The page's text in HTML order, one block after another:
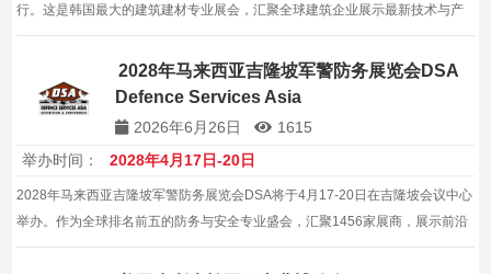
行。这是韩国最大的建筑建材专业展会，汇聚全球建筑企业展示最新技术与产
品。
2028年马来西亚吉隆坡军警防务展览会DSA
Defence Services Asia
2026年6月26日
1615
举办时间：
2028年4月17日-20日
2028年马来西亚吉隆坡军警防务展览会DSA将于4月17-20日在吉隆坡会议中心
举办。作为全球排名前五的防务与安全专业盛会，汇聚1456家展商，展示前沿
防务装备与安全技术。